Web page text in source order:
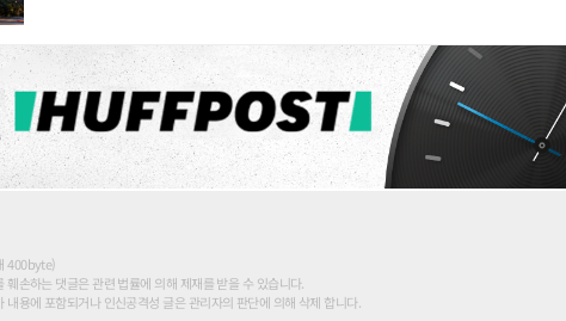
400byte)
손하는 댓글은 관련 법률에 의해 제재를 받을 수 있습니다.
용에 포함되거나 인신공격성 글은 관리자의 판단에 의해 삭제 합니다.